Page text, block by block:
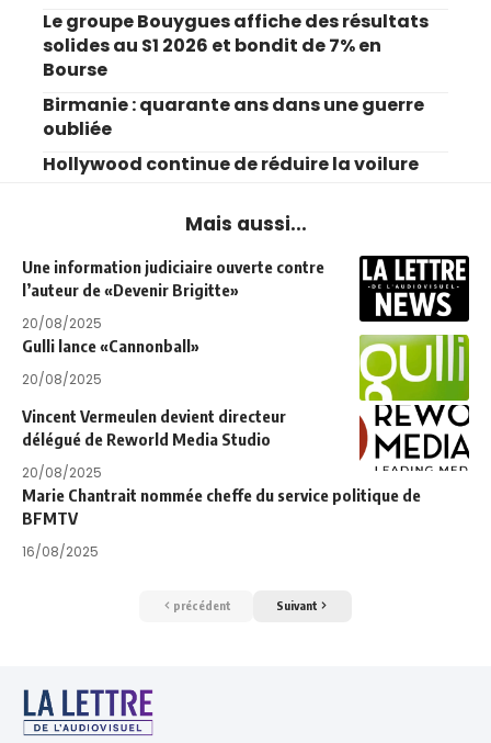
Le groupe Bouygues affiche des résultats
solides au S1 2026 et bondit de 7% en
Bourse
Birmanie : quarante ans dans une guerre
oubliée
Hollywood continue de réduire la voilure
Mais aussi...
Une information judiciaire ouverte contre
l’auteur de «Devenir Brigitte»
20/08/2025
Gulli lance «Cannonball»
20/08/2025
Vincent Vermeulen devient directeur
délégué de Reworld Media Studio
20/08/2025
Marie Chantrait nommée cheffe du service politique de
BFMTV
16/08/2025
précédent Suivant